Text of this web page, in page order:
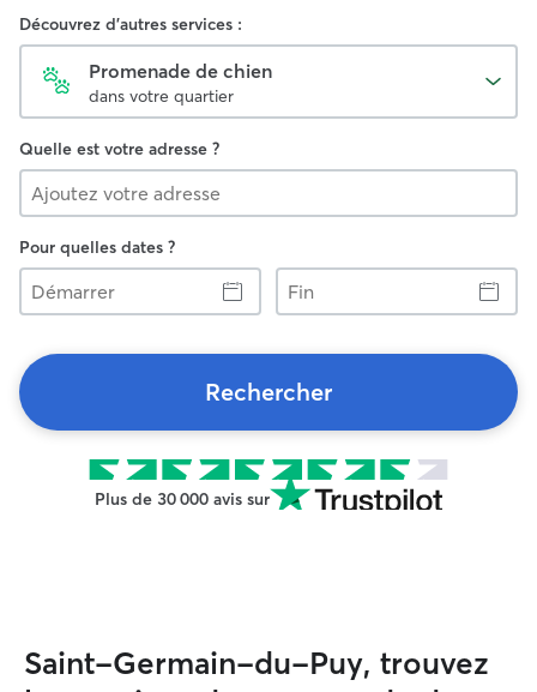
Découvrez d'autres services :
Promenade de chien
dans votre quartier
Quelle est votre adresse ?
Pour quelles dates ?
Démarrer
Fin
Rechercher
Plus de 30 000 avis sur
Saint-Germain-du-Puy, trouvez